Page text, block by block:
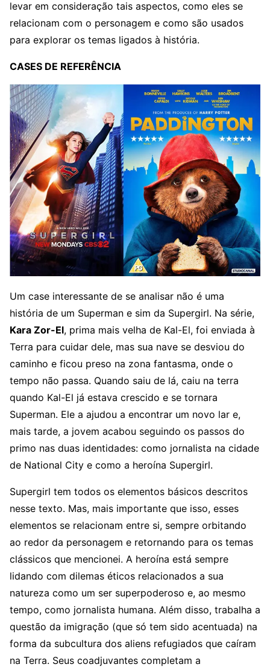
levar em consideração tais aspectos, como eles se
relacionam com o personagem e como são usados
para explorar os temas ligados à história.
CASES DE REFERÊNCIA
Um case interessante de se analisar não é uma
história de um Superman e sim da Supergirl. Na série,
Kara Zor-El, prima mais velha de Kal-El, foi enviada à
Terra para cuidar dele, mas sua nave se desviou do
caminho e ficou preso na zona fantasma, onde o
tempo não passa. Quando saiu de lá, caiu na terra
quando Kal-El já estava crescido e se tornara
Superman. Ele a ajudou a encontrar um novo lar e,
mais tarde, a jovem acabou seguindo os passos do
primo nas duas identidades: como jornalista na cidade
de National City e como a heroína Supergirl.
Supergirl tem todos os elementos básicos descritos
nesse texto. Mas, mais importante que isso, esses
elementos se relacionam entre si, sempre orbitando
ao redor da personagem e retornando para os temas
clássicos que mencionei. A heroína está sempre
lidando com dilemas éticos relacionados a sua
natureza como um ser superpoderoso e, ao mesmo
tempo, como jornalista humana. Além disso, trabalha a
questão da imigração (que só tem sido acentuada) na
forma da subcultura dos aliens refugiados que caíram
na Terra. Seus coadjuvantes completam a